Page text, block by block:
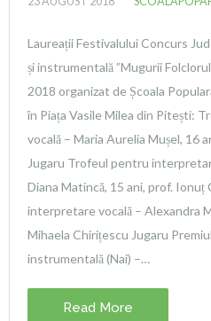
Laureații Festivalului Concurs
și instrumentală ”Mugurii
2018 organizat de Școala
în Piața Vasile Milea din Pitești:
vocală – Maria Aurelia Mușel, 16
Jugaru Trofeul pentru
Diana Matincă, 15 ani, prof.
interpretare vocală – Alexandra
Mihaela Chirițescu Jugaru
instrumentală (Nai) –…
Read More